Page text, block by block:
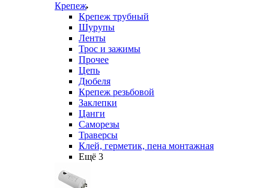
Крепеж
Крепеж трубный
Шурупы
Ленты
Трос и зажимы
Прочее
Цепь
Дюбеля
Крепеж резьбовой
Заклепки
Цанги
Саморезы
Траверсы
Клей, герметик, пена монтажная
Ещё 3